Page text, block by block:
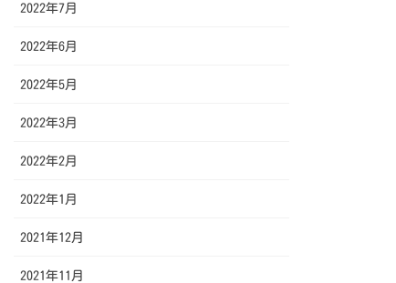
2022年7月
2022年6月
2022年5月
2022年3月
2022年2月
2022年1月
2021年12月
2021年11月